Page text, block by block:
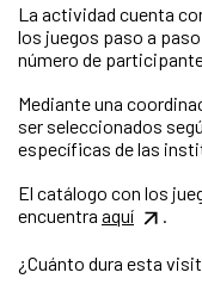
La actividad cuenta
los juegos paso a
número de
Mediante una
ser seleccionados
específicas de las
El catálogo con los
encuentra aquí .
¿Cuánto dura esta